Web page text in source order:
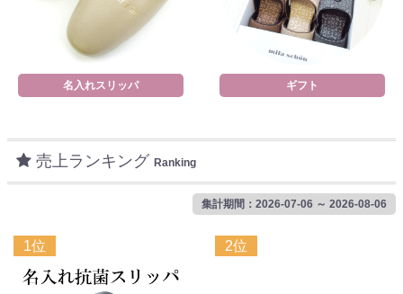
名入れスリッパ ギフト
売上ランキング Ranking
集計期間：2026-07-06 ～ 2026-08-06
1位 2位